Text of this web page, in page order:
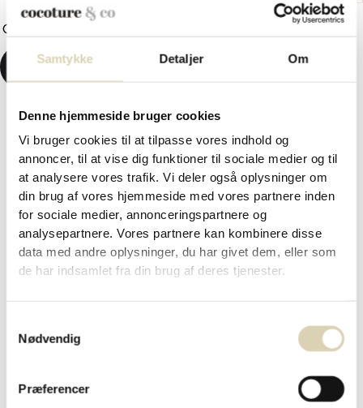
Samtykke Detaljer Om
Denne hjemmeside bruger cookies
Vi bruger cookies til at tilpasse vores indhold og
annoncer, til at vise dig funktioner til sociale medier og til
at analysere vores trafik. Vi deler også oplysninger om
din brug af vores hjemmeside med vores partnere inden
for sociale medier, annonceringspartnere og
analysepartnere. Vores partnere kan kombinere disse
data med andre oplysninger, du har givet dem, eller som
de har indsamlet fra din brug af deres tjenester.
Nødvendig
Præferencer
KR.0,000
Forside/Påskechokolade og påskegaver 2026/ Fyldte
folieæg i æggebakke – 96g
Fyldte folieæg i æggebakke – 96g
kr.59,95
pistacie), grøn folie (flødechokolade med lakrids) og brun folie
(mørke chokolade og crunchy hvid creme). Leveret i æggebakke
med gult Cocoture påskebånd. 96g
VARENR. 220119